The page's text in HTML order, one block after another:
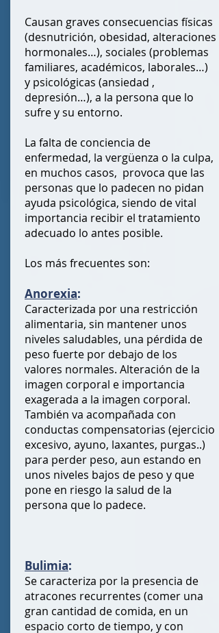
Causan graves consecuencias físicas
(desnutrición, obesidad, alteraciones
hormonales…), sociales (problemas
familiares, académicos, laborales…)
y psicológicas (ansiedad ,
depresión…), a la persona que lo
sufre y su entorno.
La falta de conciencia de
enfermedad, la vergüenza o la culpa,
en muchos casos, provoca que las
personas que lo padecen no pidan
ayuda psicológica, siendo de vital
importancia recibir el tratamiento
adecuado lo antes posible.
Los más frecuentes son:
Anorexia:
Caracterizada por una restricción
alimentaria, sin mantener unos
niveles saludables, una pérdida de
peso fuerte por debajo de los
valores normales. Alteración de la
imagen corporal e importancia
exagerada a la imagen corporal.
También va acompañada con
conductas compensatorias (ejercicio
excesivo, ayuno, laxantes, purgas..)
para perder peso, aun estando en
unos niveles bajos de peso y que
pone en riesgo la salud de la
persona que lo padece.
Bulimia:
Se caracteriza por la presencia de
atracones recurrentes (comer una
gran cantidad de comida, en un
espacio corto de tiempo, y con